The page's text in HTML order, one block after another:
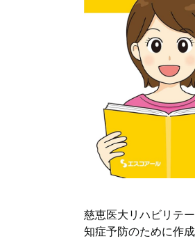
慈恵医大リハビリテ
知症予防のために作